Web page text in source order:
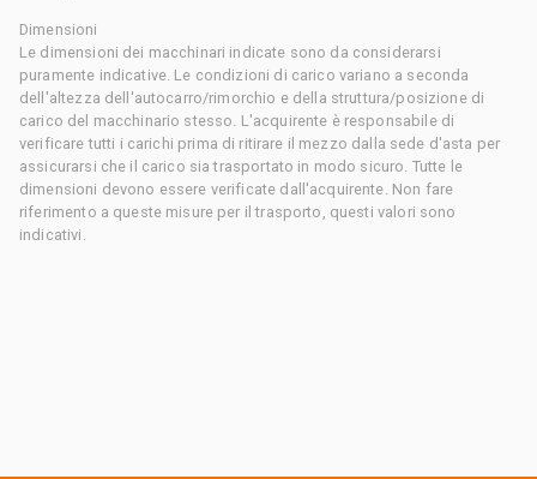
Dimensioni
Le dimensioni dei macchinari indicate sono da considerarsi
puramente indicative. Le condizioni di carico variano a seconda
dell'altezza dell'autocarro/rimorchio e della struttura/posizione di
carico del macchinario stesso. L'acquirente è responsabile di
verificare tutti i carichi prima di ritirare il mezzo dalla sede d'asta per
assicurarsi che il carico sia trasportato in modo sicuro. Tutte le
dimensioni devono essere verificate dall'acquirente. Non fare
riferimento a queste misure per il trasporto, questi valori sono
indicativi.